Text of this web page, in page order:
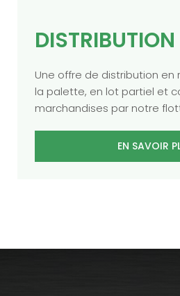
DISTRIBUTION
Une offre de distribution en
la palette, en lot partiel et
marchandises par notre
EN SAVOIR